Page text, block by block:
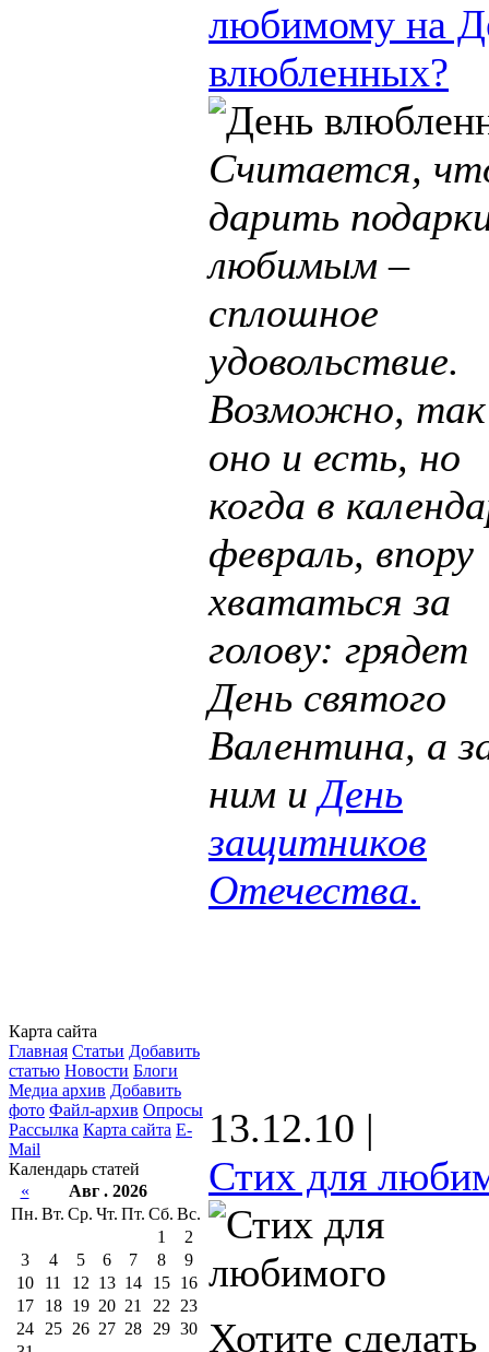
Карта сайта
Главная Статьи Добавить
статью Новости Блоги
Медиа архив Добавить
фото Файл-архив Опросы
Рассылка Карта сайта E-
Mail
Календарь статей
«
Авг . 2026
Пн. Вт. Ср. Чт. Пт. Сб. Вс.
1
2
3
4 5 6 7 8
9
10
11 12 13 14 15
16
17
18 19 20 21 22
23
24
25 26 27 28 29 30
любимому на
влюбленных?
Считается,
дарить
любимым –
сплошное
удовольствие.
Возможно, так
оно и есть, но
когда в
февраль, впору
хвататься за
голову: грядет
День святого
Валентина, а
ним иДень
защитников
Отечества.
13.12.10 |
Стих для
Хотите сделать